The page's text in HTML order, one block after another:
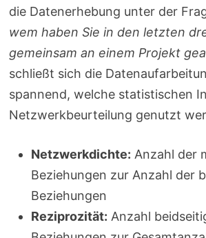
die Datenerhebung unter der
wem haben Sie in den letzten
gemeinsam an einem Projekt
schließt sich die
spannend, welche statistischen
Netzwerkbeurteilung genutzt
Netzwerkdichte: Anzahl der
Beziehungen zur Anzahl der
Beziehungen
Reziprozität: Anzahl